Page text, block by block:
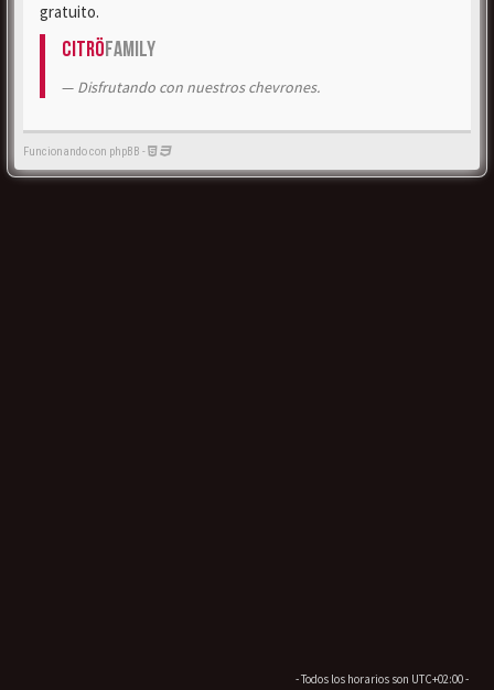
gratuito.
CitröFamily
Disfrutando con nuestros chevrones.
Funcionando con phpBB -
- Todos los horarios son UTC+02:00-